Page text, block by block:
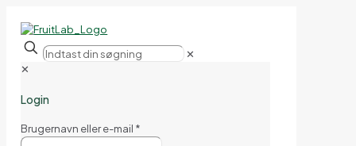
✕
✕
Login
Brugernavn eller e-mail *